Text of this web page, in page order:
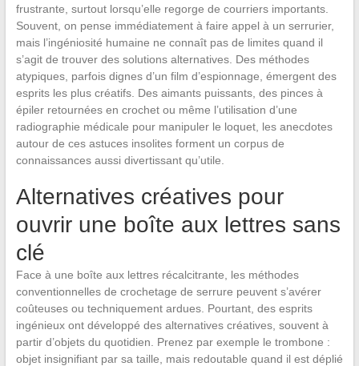
frustrante, surtout lorsqu’elle regorge de courriers importants.
Souvent, on pense immédiatement à faire appel à un serrurier,
mais l’ingéniosité humaine ne connaît pas de limites quand il
s’agit de trouver des solutions alternatives. Des méthodes
atypiques, parfois dignes d’un film d’espionnage, émergent des
esprits les plus créatifs. Des aimants puissants, des pinces à
épiler retournées en crochet ou même l’utilisation d’une
radiographie médicale pour manipuler le loquet, les anecdotes
autour de ces astuces insolites forment un corpus de
connaissances aussi divertissant qu’utile.
Alternatives créatives pour
ouvrir une boîte aux lettres sans
clé
Face à une boîte aux lettres récalcitrante, les méthodes
conventionnelles de crochetage de serrure peuvent s’avérer
coûteuses ou techniquement ardues. Pourtant, des esprits
ingénieux ont développé des alternatives créatives, souvent à
partir d’objets du quotidien. Prenez par exemple le trombone :
objet insignifiant par sa taille, mais redoutable quand il est déplié